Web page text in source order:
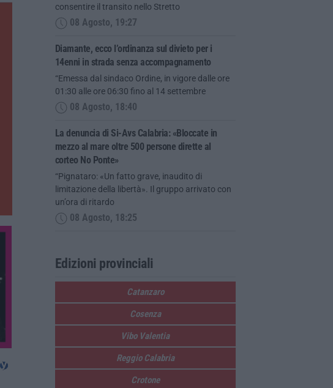
consentire il transito nello Stretto
08 Agosto, 19:27
Diamante, ecco l’ordinanza sul divieto per i
14enni in strada senza accompagnamento
“Emessa dal sindaco Ordine, in vigore dalle ore
01:30 alle ore 06:30 fino al 14 settembre
08 Agosto, 18:40
La denuncia di Si-Avs Calabria: «Bloccate in
mezzo al mare oltre 500 persone dirette al
corteo No Ponte»
“Pignataro: «Un fatto grave, inaudito di
limitazione della libertà». Il gruppo arrivato con
un’ora di ritardo
08 Agosto, 18:25
Edizioni provinciali
Catanzaro
Cosenza
Vibo Valentia
Reggio Calabria
Crotone